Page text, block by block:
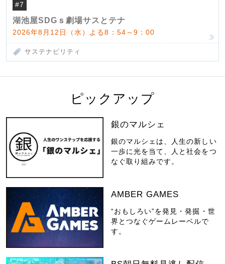
#7
湖池屋SDGｓ劇場サスとテナ
2026年8月12日（水）よる8：54～9：00
サステナビリティ
ピックアップ
銀のマルシェ
銀のマルシェは、人生の新しい
一歩に光を当て、人と社会をつ
なぐ取り組みです。
AMBER GAMES
“おもしろい”を発見・発掘・世
界とつなぐゲームレーベルで
す。